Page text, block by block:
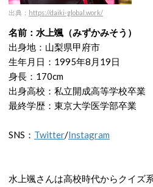
出典： https://daiki-global.work/
名前：水上颯（みずかみそう）
出身地：山梨県甲府市
生年月日：1995年8月19日
身長：170cm
出身高校：私立開成高等学校卒業
最終学歴：東京大学医学部卒業
SNS： Twitter/Instagram
水上颯さんは高校時代からクイズ